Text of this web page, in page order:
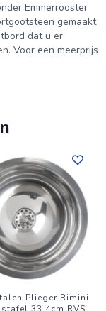
Emmerrooster
gemaakt
dat u er
Voor een meerprijs
Plieger Rimini